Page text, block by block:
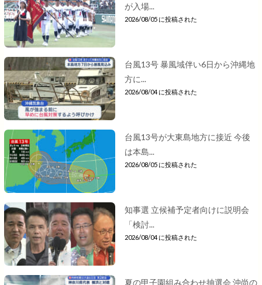
が入場...
2026/08/05 に投稿された
台風13号 暴風域伴い6日から沖縄地
方に...
2026/08/04 に投稿された
台風13号が大東島地方に接近 今後
は本島...
2026/08/05 に投稿された
知事選 立候補予定者向けに説明会
「検討...
2026/08/04 に投稿された
夏の甲子園組み合わせ抽選会 沖尚の